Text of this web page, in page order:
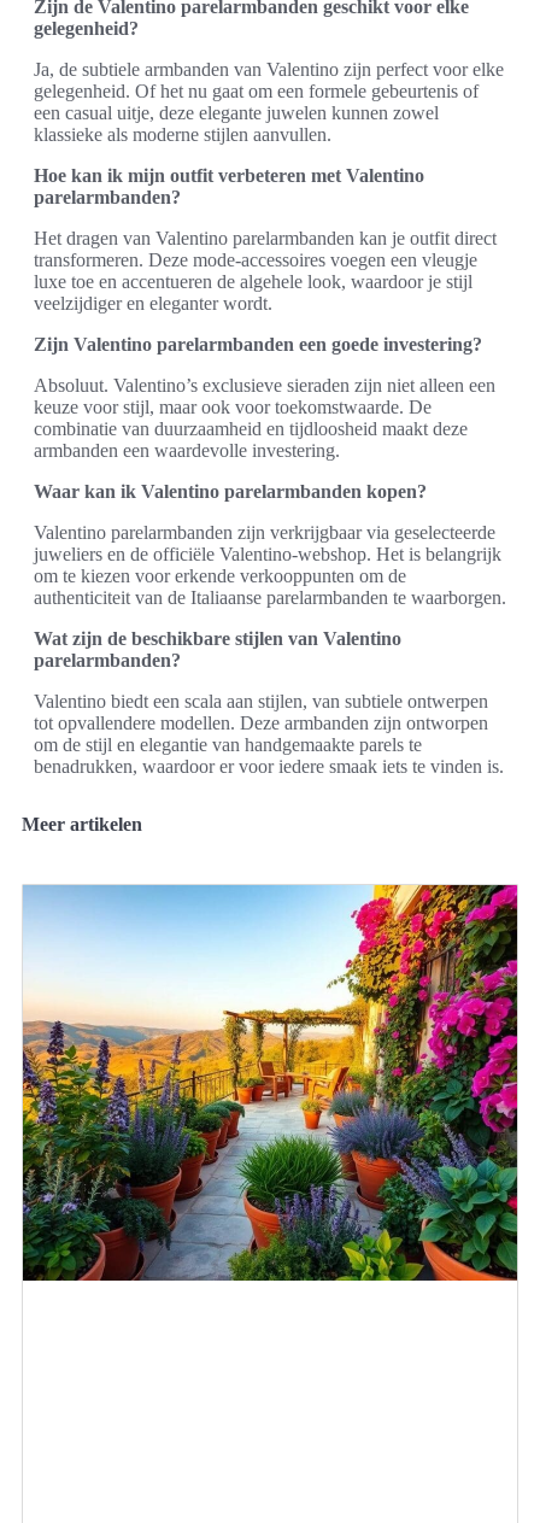
Zijn de Valentino parelarmbanden geschikt voor elke
gelegenheid?
Ja, de subtiele armbanden van Valentino zijn perfect voor elke
gelegenheid. Of het nu gaat om een formele gebeurtenis of
een casual uitje, deze elegante juwelen kunnen zowel
klassieke als moderne stijlen aanvullen.
Hoe kan ik mijn outfit verbeteren met Valentino
parelarmbanden?
Het dragen van Valentino parelarmbanden kan je outfit direct
transformeren. Deze mode-accessoires voegen een vleugje
luxe toe en accentueren de algehele look, waardoor je stijl
veelzijdiger en eleganter wordt.
Zijn Valentino parelarmbanden een goede investering?
Absoluut. Valentino’s exclusieve sieraden zijn niet alleen een
keuze voor stijl, maar ook voor toekomstwaarde. De
combinatie van duurzaamheid en tijdloosheid maakt deze
armbanden een waardevolle investering.
Waar kan ik Valentino parelarmbanden kopen?
Valentino parelarmbanden zijn verkrijgbaar via geselecteerde
juweliers en de officiële Valentino-webshop. Het is belangrijk
om te kiezen voor erkende verkooppunten om de
authenticiteit van de Italiaanse parelarmbanden te waarborgen.
Wat zijn de beschikbare stijlen van Valentino
parelarmbanden?
Valentino biedt een scala aan stijlen, van subtiele ontwerpen
tot opvallendere modellen. Deze armbanden zijn ontworpen
om de stijl en elegantie van handgemaakte parels te
benadrukken, waardoor er voor iedere smaak iets te vinden is.
Meer artikelen